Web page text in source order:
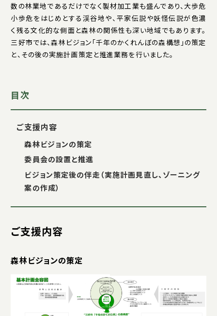
数の林業地であるだけでなく製材加工業も盛んであり、大歩危
小歩危をはじめとする渓谷地や、平家伝説や妖怪伝説が色濃
く残る文化的な側面と森林の関係性も深い地域でもあります。
三好市では、森林ビジョン「千年のかくれんぼの森構想」の策定
と、その後の実施計画策定と推進業務を行いました。
目次
ご支援内容
森林ビジョンの策定
委員会の設置と推進
ビジョン策定後の伴走（実施計画見直し、ゾーニング
案の作成）
ご支援内容
森林ビジョンの策定